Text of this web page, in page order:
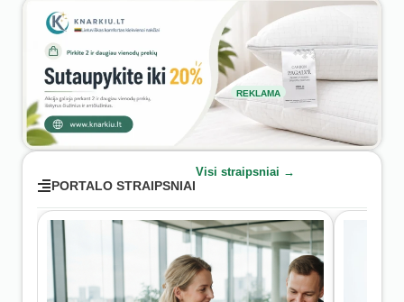
REKLAMA
PORTALO STRAIPSNIAI
Visi straipsniai →